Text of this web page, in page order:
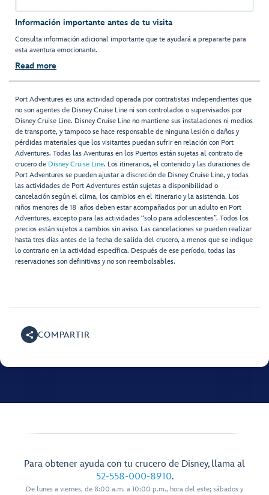
Información importante antes de tu visita
Consulta información adicional importante que te ayudará a prepararte para
esta aventura emocionante.
Read more
Port Adventures es una actividad operada por contratistas independientes que
no son agentes de Disney Cruise Line ni son controlados o supervisados por
Disney Cruise Line. Disney Cruise Line no mantiene sus instalaciones ni medios
de transporte, y tampoco se hace responsable de ninguna lesión o daños y
pérdidas materiales que los visitantes puedan sufrir en relación con Port
Adventures. Todas las Aventuras en los Puertos están sujetas al contrato de
crucero de Disney Cruise Line. Los itinerarios, el contenido y las duraciones de
Port Adventures se pueden ajustar a discreción de Disney Cruise Line, y todas
las actividades de Port Adventures están sujetas a disponibilidad o
cancelación según el clima, los cambios en el itinerario y la asistencia. Los
niños menores de 18 años deben estar acompañados por un adulto en Port
Adventures, excepto para las actividades “solo para adolescentes”. Todos los
precios están sujetos a cambios sin aviso. Las cancelaciones se pueden realizar
hasta tres días antes de la fecha de salida del crucero, a menos que se indique
lo contrario en la actividad específica. Después de ese período, todas las
reservaciones son definitivas y no son reembolsables.
COMPARTIR
Para obtener ayuda con tu crucero de Disney, llama al
52-558-000-8910.
De lunes a viernes, de 8:00 a.m. a 10:00 p.m., hora del este; sábados y